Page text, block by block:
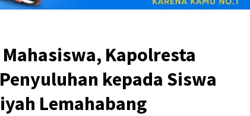
Kapolresta
kepada Siswa
Lemahabang